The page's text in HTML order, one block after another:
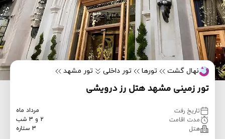
نهال گشت تورها تور داخلی تور مشهد
تور زمینی مشهد هتل رز درویشی
تاریخ رفت
مرداد ماه
مدت اقامت
2 و 3 شب
هتل
3 ستاره